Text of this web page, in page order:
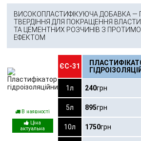
ВИСОКОПЛАСТИФІКУЮЧА ДОБАВКА —
ТВЕРДІННЯ ДЛЯ ПОКРАЩЕННЯ
ТА ЦЕМЕНТНИХ РОЗЧИНІВ З
ЕФЕКТОМ
В наявності
ЄС-31
1л 240грн
5л 895грн
10л 1750грн